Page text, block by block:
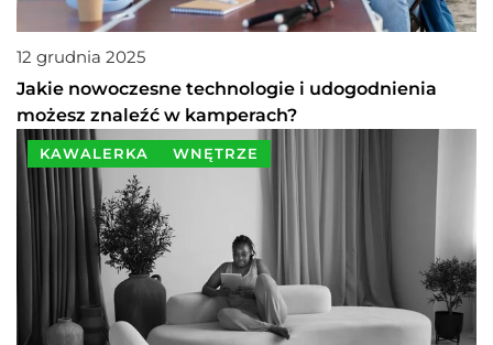
12 grudnia 2025
Jakie nowoczesne technologie i udogodnienia
możesz znaleźć w kamperach?
KAWALERKA WNĘTRZE